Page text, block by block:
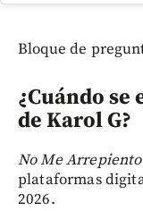
Bloque de
¿Cuándo
de Karol G?
No Me
plataformas
2026.